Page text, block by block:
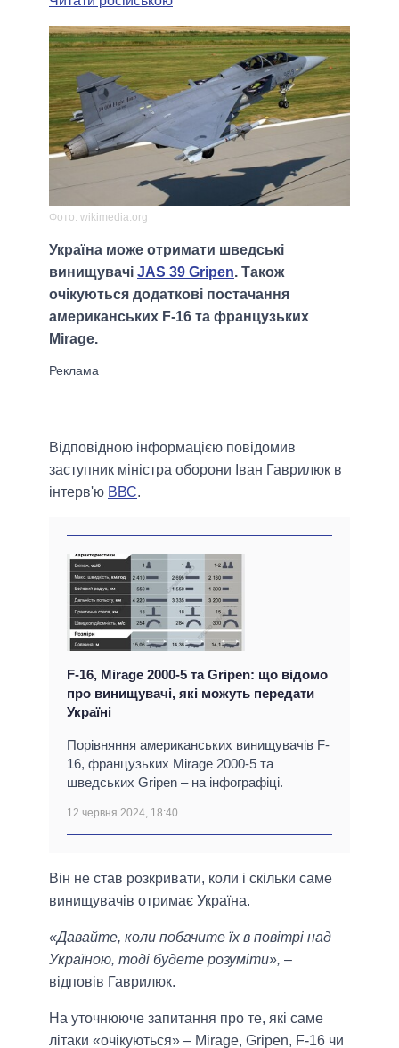
Фото: wikimedia.org
Україна може отримати шведські
винищувачі JAS 39 Gripen. Також
очікуються додаткові постачання
американських F-16 та французьких
Mirage.
Відповідною інформацією повідомив
заступник міністра оборони Іван Гаврилюк в
інтерв'ю ВВС.
F-16, Mirage 2000-5 та Gripen: що відомо
про винищувачі, які можуть передати
Україні
Порівняння американських винищувачів F-
16, французьких Mirage 2000-5 та
шведських Gripen – на інфографіці.
12 червня 2024, 18:40
Він не став розкривати, коли і скільки саме
винищувачів отримає Україна.
«Давайте, коли побачите їх в повітрі над
Україною, тоді будете розуміти», –
відповів Гаврилюк.
На уточнююче запитання про те, які саме
літаки «очікуються» – Mirage, Gripen, F-16 чи